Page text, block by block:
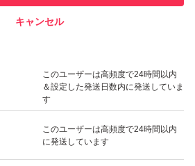
このユーザーは高頻度で24時間以内
＆設定した発送日数内に発送していま
す
このユーザーは高頻度で24時間以内
に発送しています
キャンセル
いいね！
2,880